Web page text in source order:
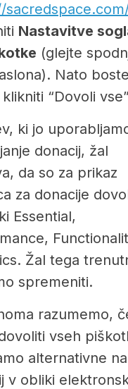
Nastavitve
(glejte
Nato boste
“Dovoli
ki jo
donacij, žal
da so za prikaz
za donacije
Essential,
Žal tega
spremeniti.
razumemo,
vseh
alternativne
v obliki